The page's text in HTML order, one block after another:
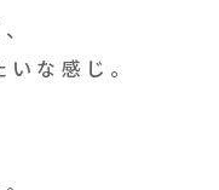
な感じ。